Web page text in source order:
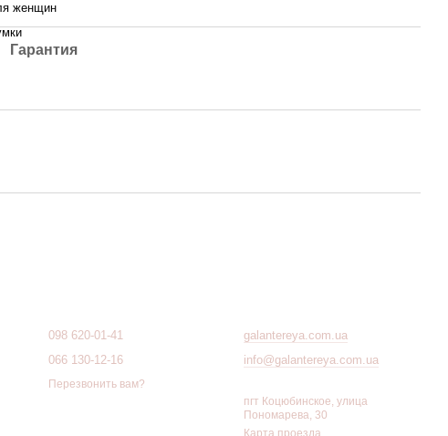
женщин
Гарантия
098 620-01-41
066 130-12-16
Перезвонить вам?
galantereya.com.ua
info@galantereya.com.ua
пгт Коцюбинское, улица
Пономарева, 30
Карта проезда